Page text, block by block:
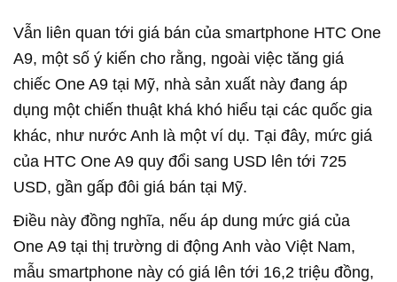
Vẫn liên quan tới giá bán của smartphone HTC One
A9, một số ý kiến cho rằng, ngoài việc tăng giá
chiếc One A9 tại Mỹ, nhà sản xuất này đang áp
dụng một chiến thuật khá khó hiểu tại các quốc gia
khác, như nước Anh là một ví dụ. Tại đây, mức giá
của HTC One A9 quy đổi sang USD lên tới 725
USD, gần gấp đôi giá bán tại Mỹ.
Điều này đồng nghĩa, nếu áp dung mức giá của
One A9 tại thị trường di động Anh vào Việt Nam,
mẫu smartphone này có giá lên tới 16,2 triệu đồng,